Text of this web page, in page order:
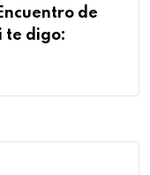
de
te digo: